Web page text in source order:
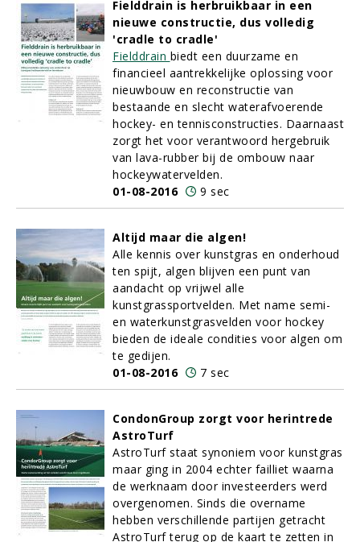
Fielddrain is herbruikbaar in een
nieuwe constructie, dus volledig
'cradle to cradle'
Fielddrain biedt een duurzame en
financieel aantrekkelijke oplossing voor
nieuwbouw en reconstructie van
bestaande en slecht waterafvoerende
hockey- en tennisconstructies. Daarnaast
zorgt het voor verantwoord hergebruik
van lava-rubber bij de ombouw naar
hockeywatervelden.
01-08-2016
9 sec
Altijd maar die algen!
Alle kennis over kunstgras en onderhoud
ten spijt, algen blijven een punt van
aandacht op vrijwel alle
kunstgrassportvelden. Met name semi-
en waterkunstgrasvelden voor hockey
bieden de ideale condities voor algen om
te gedijen.
01-08-2016
7 sec
CondonGroup zorgt voor herintrede
AstroTurf
AstroTurf staat synoniem voor kunstgras
maar ging in 2004 echter failliet waarna
de werknaam door investeerders werd
overgenomen. Sinds die overname
hebben verschillende partijen getracht
AstroTurf terug op de kaart te zetten in